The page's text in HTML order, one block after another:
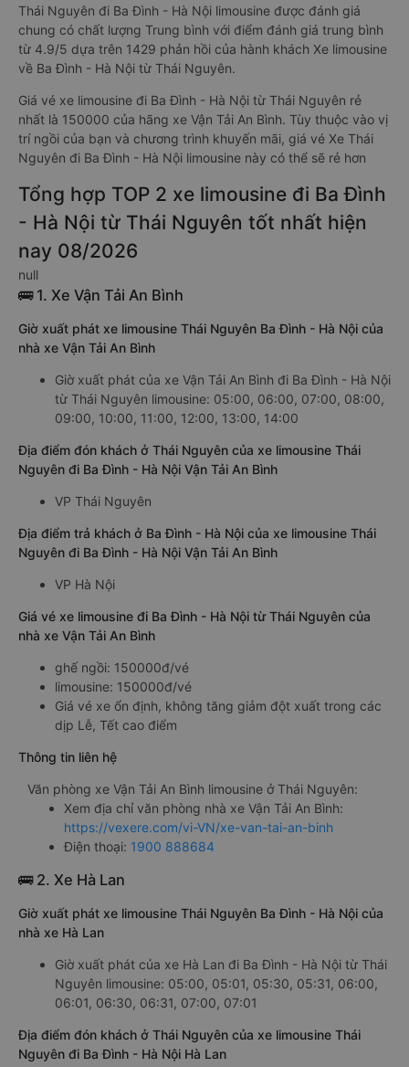
Thái Nguyên đi Ba Đình - Hà Nội limousine được đánh giá
chung có chất lượng Trung bình với điểm đánh giá trung bình
từ 4.9/5 dựa trên 1429 phản hồi của hành khách Xe limousine
về Ba Đình - Hà Nội từ Thái Nguyên.
Giá vé xe limousine đi Ba Đình - Hà Nội từ Thái Nguyên rẻ
nhất là 150000 của hãng xe Vận Tải An Bình. Tùy thuộc vào vị
trí ngồi của bạn và chương trình khuyến mãi, giá vé Xe Thái
Nguyên đi Ba Đình - Hà Nội limousine này có thể sẽ rẻ hơn
Tổng hợp TOP 2 xe limousine đi Ba Đình
- Hà Nội từ Thái Nguyên tốt nhất hiện
nay 08/2026
null
🚌 1. Xe Vận Tải An Bình
Giờ xuất phát xe limousine Thái Nguyên Ba Đình - Hà Nội của
nhà xe Vận Tải An Bình
Giờ xuất phát của xe Vận Tải An Bình đi Ba Đình - Hà Nội
từ Thái Nguyên limousine: 05:00, 06:00, 07:00, 08:00,
09:00, 10:00, 11:00, 12:00, 13:00, 14:00
Địa điểm đón khách ở Thái Nguyên của xe limousine Thái
Nguyên đi Ba Đình - Hà Nội Vận Tải An Bình
VP Thái Nguyên
Địa điểm trả khách ở Ba Đình - Hà Nội của xe limousine Thái
Nguyên đi Ba Đình - Hà Nội Vận Tải An Bình
VP Hà Nội
Giá vé xe limousine đi Ba Đình - Hà Nội từ Thái Nguyên của
nhà xe Vận Tải An Bình
ghế ngồi: 150000đ/vé
limousine: 150000đ/vé
Giá vé xe ổn định, không tăng giảm đột xuất trong các
dịp Lễ, Tết cao điểm
Thông tin liên hệ
Văn phòng xe Vận Tải An Bình limousine ở Thái Nguyên:
Xem địa chỉ văn phòng nhà xe Vận Tải An Bình:
https://vexere.com/vi-VN/xe-van-tai-an-binh
Điện thoại: 1900 888684
🚌 2. Xe Hà Lan
Giờ xuất phát xe limousine Thái Nguyên Ba Đình - Hà Nội của
nhà xe Hà Lan
Giờ xuất phát của xe Hà Lan đi Ba Đình - Hà Nội từ Thái
Nguyên limousine: 05:00, 05:01, 05:30, 05:31, 06:00,
06:01, 06:30, 06:31, 07:00, 07:01
Địa điểm đón khách ở Thái Nguyên của xe limousine Thái
Nguyên đi Ba Đình - Hà Nội Hà Lan